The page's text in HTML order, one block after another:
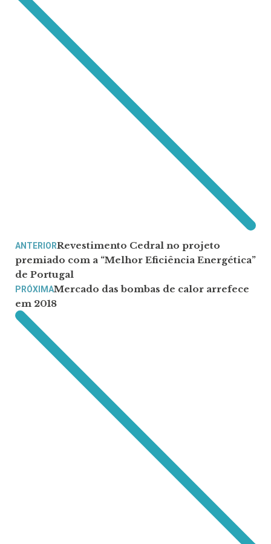
ANTERIORRevestimento Cedral no projeto
premiado com a “Melhor Eficiência Energética”
de Portugal
PRÓXIMAMercado das bombas de calor arrefece
em 2018